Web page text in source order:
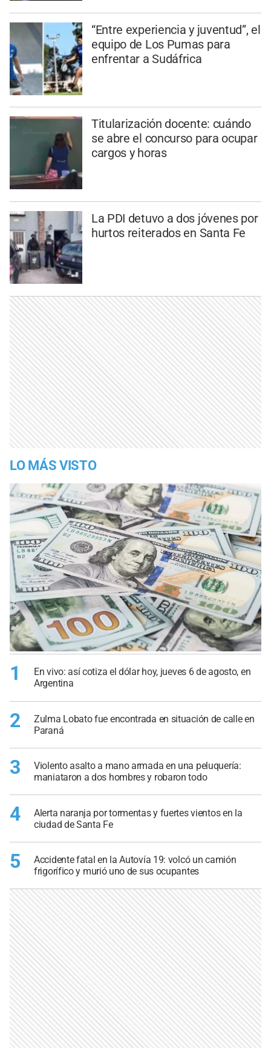
“Entre experiencia y juventud”, el
equipo de Los Pumas para
enfrentar a Sudáfrica
Titularización docente: cuándo
se abre el concurso para ocupar
cargos y horas
La PDI detuvo a dos jóvenes por
hurtos reiterados en Santa Fe
LO MÁS VISTO
1
En vivo: así cotiza el dólar hoy, jueves 6 de agosto, en
Argentina
2
Zulma Lobato fue encontrada en situación de calle en
Paraná
3
Violento asalto a mano armada en una peluquería:
maniataron a dos hombres y robaron todo
4
Alerta naranja por tormentas y fuertes vientos en la
ciudad de Santa Fe
5
Accidente fatal en la Autovía 19: volcó un camión
frigorífico y murió uno de sus ocupantes